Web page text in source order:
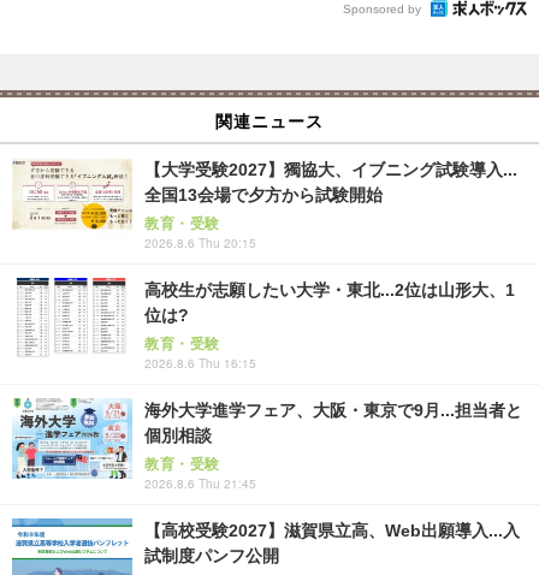
Sponsored by
関連ニュース
【大学受験2027】獨協大、イブニング試験導入...
全国13会場で夕方から試験開始
教育・受験
2026.8.6 Thu 20:15
高校生が志願したい大学・東北...2位は山形大、1
位は?
教育・受験
2026.8.6 Thu 16:15
海外大学進学フェア、大阪・東京で9月...担当者と
個別相談
教育・受験
2026.8.6 Thu 21:45
【高校受験2027】滋賀県立高、Web出願導入...入
試制度パンフ公開